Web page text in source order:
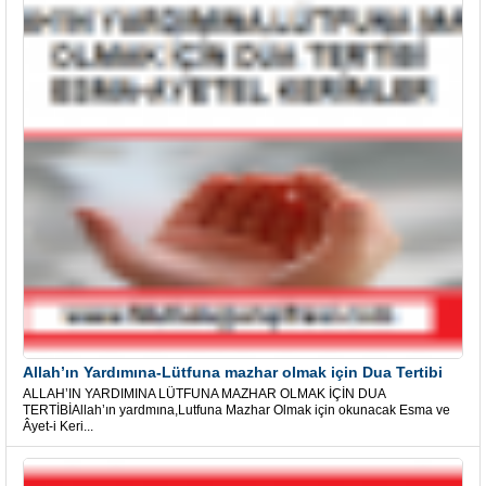
Allah’ın Yardımına-Lütfuna mazhar olmak için Dua Tertibi
ALLAH’IN YARDIMINA LÜTFUNA MAZHAR OLMAK İÇİN DUA
TERTİBİAllah’ın yardmına,Lutfuna Mazhar Olmak için okunacak Esma ve
Âyet-i Keri...